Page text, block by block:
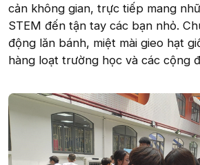
cản không gian, trực tiếp mang
STEM đến tận tay các bạn nhỏ.
động lăn bánh, miệt mài gieo hạt
hàng loạt trường học và các cộng